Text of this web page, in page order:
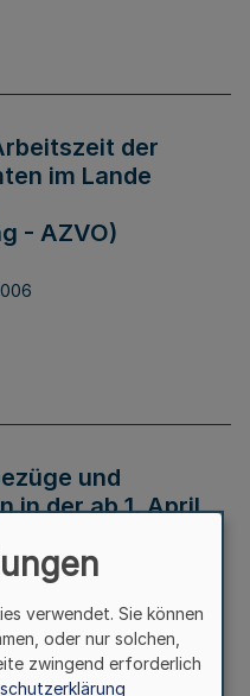
der
im Lande
- AZVO)
und
in der ab 1. April
verwendet. Sie können
oder nur solchen,
zwingend erforderlich